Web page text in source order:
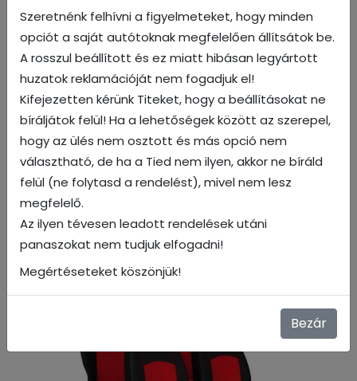
Fekete
Szeretnénk felhívni a figyelmeteket, hogy minden
opciót a saját autótoknak megfelelően állítsátok be.
A rosszul beállított és ez miatt hibásan legyártott
huzatok reklamációját nem fogadjuk el!
Kifejezetten kérünk Titeket, hogy a beállításokat ne
bíráljátok felül! Ha a lehetőségek között az szerepel,
hogy az ülés nem osztott és más opció nem
választható, de ha a Tied nem ilyen, akkor ne bíráld
felül (ne folytasd a rendelést), mivel nem lesz
megfelelő.
Az ilyen tévesen leadott rendelések utáni
panaszokat nem tudjuk elfogadni!
Megértéseteket köszönjük!
Bezár